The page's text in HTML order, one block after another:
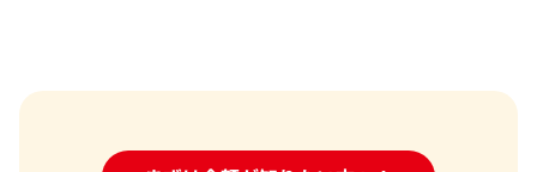
買取を提供しております。お客様からの感謝の言葉をいただけ
ることが、私たちにとって何よりの励みです。お客様からいた
売却するか悩んでいるのですが、査定だけお願いできます
1点からでも査定できますか？